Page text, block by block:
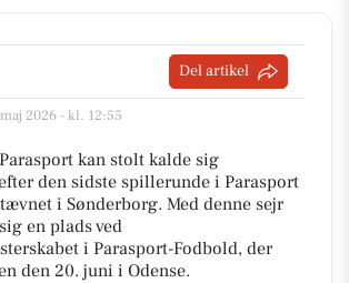
Del artikel
2026 - kl. 12:55
kan stolt kalde sig
den sidste spillerunde i Parasport
i Sønderborg. Med denne sejr
en plads ved
i Parasport-Fodbold, der
den 20. juni i Odense.